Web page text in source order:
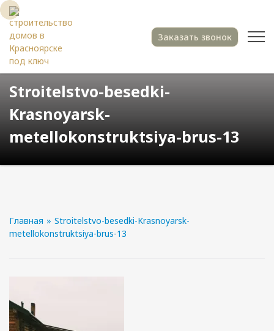
Заказать звонок
Stroitelstvo-besedki-
Krasnoyarsk-
metellokonstruktsiya-brus-13
Главная » Stroitelstvo-besedki-Krasnoyarsk-
metellokonstruktsiya-brus-13